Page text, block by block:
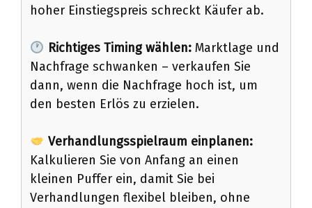
hoher Einstiegspreis schreckt Käufer ab.
Richtiges Timing wählen:Marktlage und
Nachfrage schwanken – verkaufen Sie
dann, wenn die Nachfrage hoch ist, um
den besten Erlös zu erzielen.
Verhandlungsspielraum einplanen:
Kalkulieren Sie von Anfang an einen
kleinen Puffer ein, damit Sie bei
Verhandlungen flexibel bleiben, ohne